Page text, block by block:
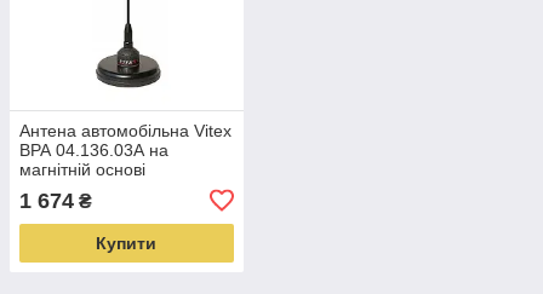
Антена автомобільна Vitex
ВРА 04.136.03А на
магнітній основі
1 674 ₴
Купити